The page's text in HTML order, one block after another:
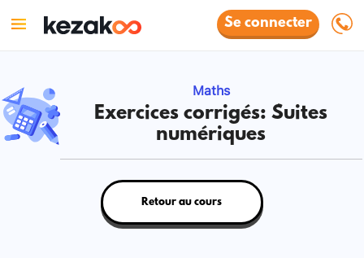
Se connecter
Maths
Exercices corrigés: Suites
numériques
Retour au cours